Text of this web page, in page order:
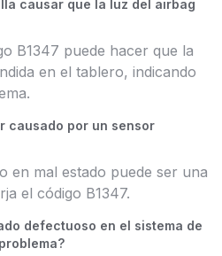
causar que la luz del airbag
B1347 puede hacer que la
en el tablero, indicando
causado por un sensor
en mal estado puede ser una
el código B1347.
defectuoso en el sistema de